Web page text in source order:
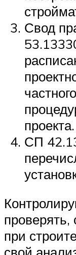
Свод
проекта.
СП
при